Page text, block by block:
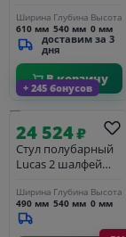
BLACK, черный
твид (LEO18)
Ширина
610 мм
Глубина
540 мм
Высота
0 мм
доставим за 3
дня
В корзину
+ 245 бонусов
24 524₽
Стул полубарный
Lucas 2 шалфей
ножками
Ширина
490 мм
Глубина
540 мм
Высота
0 мм